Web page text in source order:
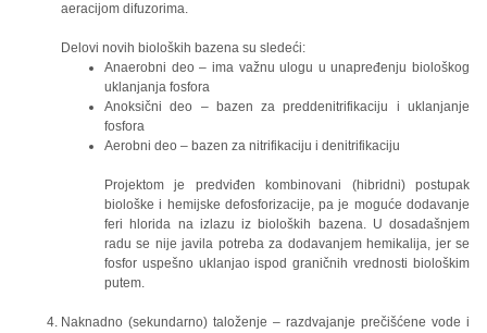
aeracijom difuzorima.
Delovi novih bioloških bazena su sledeći:
Anaerobni deo – ima važnu ulogu u unapređenju biološkog
uklanjanja fosfora
Anoksični deo – bazen za preddenitrifikaciju i uklanjanje
fosfora
Aerobni deo – bazen za nitrifikaciju i denitrifikaciju
Projektom je predviđen kombinovani (hibridni) postupak
biološke i hemijske defosforizacije, pa je moguće dodavanje
feri hlorida na izlazu iz bioloških bazena. U dosadašnjem
radu se nije javila potreba za dodavanjem hemikalija, jer se
fosfor uspešno uklanjao ispod graničnih vrednosti biološkim
putem.
Naknadno (sekundarno) taloženje – razdvajanje prečišćene vode i